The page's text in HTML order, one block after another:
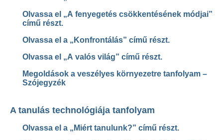
Olvassa el „A fenyegetés csökkentésének módjai”
című részt.
Olvassa el a „Konfrontálás” című részt.
Olvassa el „A valós világ” című részt.
Megoldások a veszélyes környezetre tanfolyam –
Szójegyzék
A tanulás technológiája tanfolyam
Olvassa el a „Miért tanulunk?” című részt.